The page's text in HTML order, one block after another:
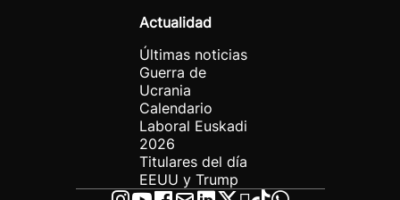
Actualidad
Últimas noticias
Guerra de
Ucrania
Calendario
Laboral Euskadi
2026
Titulares del día
EEUU y Trump